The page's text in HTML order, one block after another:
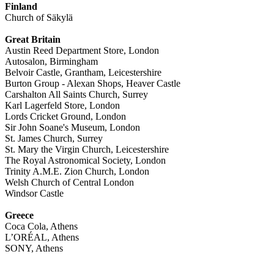
Finland
Church of Säkylä
Great Britain
Austin Reed Department Store, London
Autosalon, Birmingham
Belvoir Castle, Grantham, Leicestershire
Burton Group - Alexan Shops, Heaver Castle
Carshalton All Saints Church, Surrey
Karl Lagerfeld Store, London
Lords Cricket Ground, London
Sir John Soane's Museum, London
St. James Church, Surrey
St. Mary the Virgin Church, Leicestershire
The Royal Astronomical Society, London
Trinity A.M.E. Zion Church, London
Welsh Church of Central London
Windsor Castle
Greece
Coca Cola, Athens
L’ORÉAL, Athens
SONY, Athens